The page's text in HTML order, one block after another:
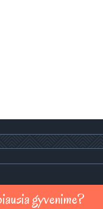
gyvenime?